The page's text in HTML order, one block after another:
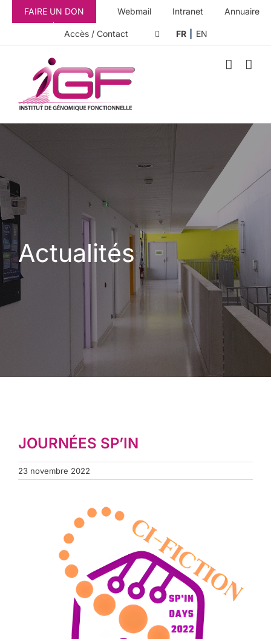
PasserFAIRE UN DON Webmail Intranet Annuaire
Accès / Contact FR EN
Actualités
JOURNÉES SP’IN
23 novembre 2022